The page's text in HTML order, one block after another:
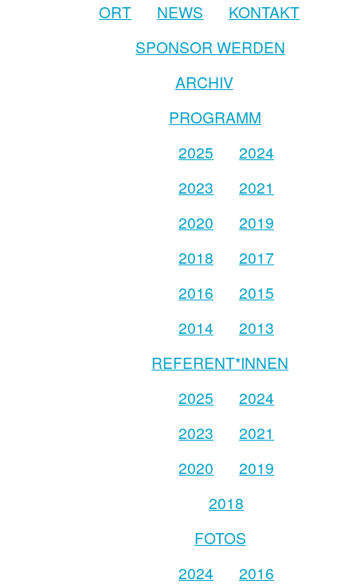
ORT
NEWS
KONTAKT
SPONSOR WERDEN
ARCHIV
PROGRAMM
2025
2024
2023
2021
2020
2019
2018
2017
2016
2015
2014
2013
REFERENT*INNEN
2025
2024
2023
2021
2020
2019
2018
FOTOS
2024
2016